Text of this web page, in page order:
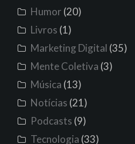
Humor (20)
Livros (1)
Marketing Digital (35)
Mente Coletiva (3)
Música (13)
Notícias (21)
Podcasts (9)
Tecnologia (33)